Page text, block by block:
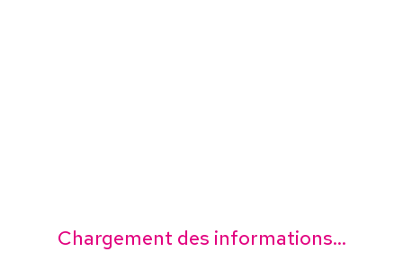
Chargement des informations...